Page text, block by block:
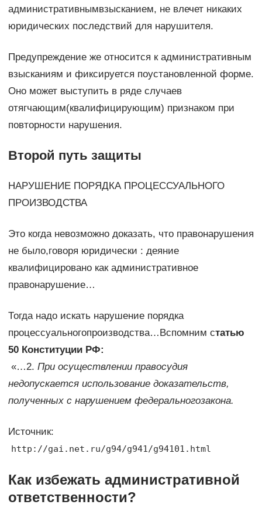
административнымвзысканием, не влечет никаких
юридических последствий для нарушителя.
Предупреждение же относится к административным
взысканиям и фиксируется поустановленной форме.
Оно может выступить в ряде случаев
отягчающим(квалифицирующим) признаком при
повторности нарушения.
Второй путь защиты
НАРУШЕНИЕ ПОРЯДКА ПРОЦЕССУАЛЬНОГО
ПРОИЗВОДСТВА
Это когда невозможно доказать, что правонарушения
не было,говоря юридически : деяние
квалифицировано как административное
правонарушение…
Тогда надо искать нарушение порядка
процессуальногопроизводства…Вспомним статью
50 Конституции РФ:
«…2. При осуществлении правосудия
недопускается использование доказательств,
полученных с нарушением федеральногозакона.
Источник:
http://gai.net.ru/g94/g941/g94101.html
Как избежать административной
ответственности?